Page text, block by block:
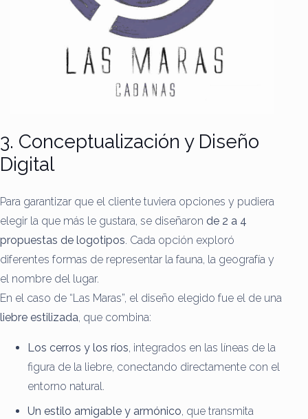
3. Conceptualización y Diseño
Digital
Para garantizar que el cliente tuviera opciones y pudiera
elegir la que más le gustara, se diseñaron de 2 a 4
propuestas de logotipos. Cada opción exploró
diferentes formas de representar la fauna, la geografía y
el nombre del lugar.
En el caso de “Las Maras”, el diseño elegido fue el de una
liebre estilizada, que combina:
Los cerros y los ríos, integrados en las líneas de la
figura de la liebre, conectando directamente con el
entorno natural.
Un estilo amigable y armónico, que transmita